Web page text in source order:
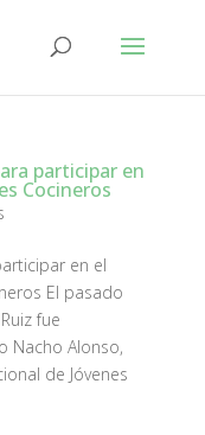
participar en
Cocineros
en el
El pasado
fue
Nacho Alonso,
de Jóvenes